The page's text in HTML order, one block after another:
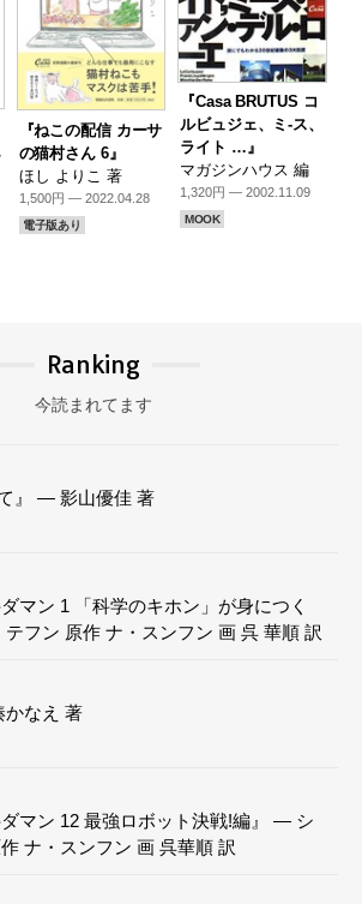
『ねこの配信 カーサ
の猫村さん 6』
ほし よりこ 著
1,500円 — 2022.04.28
電子版あり
『Casa BRUTUS コ
ルビュジェ、ミ-ス、
ライト …』
マガジンハウス 編
1,320円 — 2002.11.09
MOOK
Ranking
今読まれてます
て』 — 影山優佳 著
ダマン 1 「科学のキホン」が身につく
フン 原作 ナ・スンフン 画 呉 華順 訳
かなえ 著
ダマン 12 最強ロボット決戦!編』 — シ
ナ・スンフン 画 呉華順 訳